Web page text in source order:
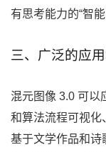
有思考能力的“智能
三、广泛的应
混元图像 3.0 可以
和算法流程可视化
基于文学作品和诗